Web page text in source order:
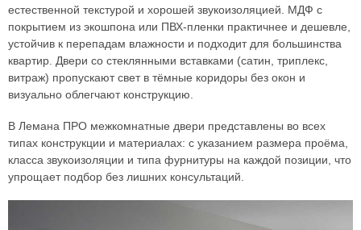
естественной текстурой и хорошей звукоизоляцией. МДФ с
покрытием из экошпона или ПВХ-пленки практичнее и дешевле,
устойчив к перепадам влажности и подходит для большинства
квартир. Двери со стеклянными вставками (сатин, триплекс,
витраж) пропускают свет в тёмные коридоры без окон и
визуально облегчают конструкцию.
В Лемана ПРО межкомнатные двери представлены во всех
типах конструкции и материалах: с указанием размера проёма,
класса звукоизоляции и типа фурнитуры на каждой позиции, что
упрощает подбор без лишних консультаций.